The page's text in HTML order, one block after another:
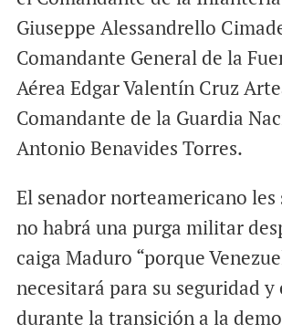
Giuseppe Alessandrello
Comandante General de la
Aérea Edgar Valentín Cruz
Comandante de la Guardia
Antonio Benavides Torres.
El senador norteamericano les
no habrá una purga militar
caiga Maduro “porque
necesitará para su seguridad
durante la transición a la